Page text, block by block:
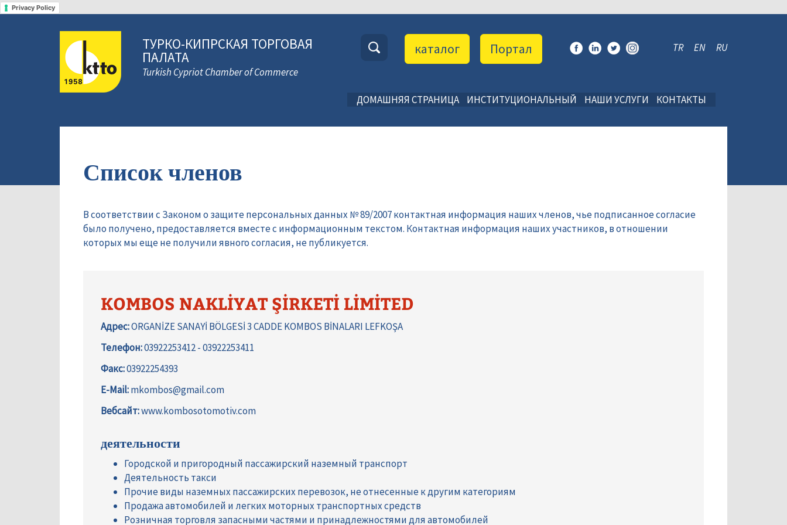
Privacy Policy
ТУРКО-КИПРСКАЯ ТОРГОВАЯ
ПАЛАТА
Turkish Cypriot Chamber of Commerce
TR EN RU
Портал
каталог
ДОМАШНЯЯ СТРАНИЦА ИНСТИТУЦИОНАЛЬНЫЙ НАШИ УСЛУГИ КОНТАКТЫ
Список членов
В соответствии с Законом о защите персональных данных № 89/2007 контактная информация наших членов, чье подписанное согласие
было получено, предоставляется вместе с информационным текстом. Контактная информация наших участников, в отношении
которых мы еще не получили явного согласия, не публикуется.
KOMBOS NAKLİYAT ŞİRKETİ LİMİTED
Адрес:ORGANİZE SANAYİ BÖLGESİ 3 CADDE KOMBOS BİNALARI LEFKOŞA
Телефон:03922253412 - 03922253411
Факс:03922254393
E-Mail:mkombos@gmail.com
Вебсайт:www.kombosotomotiv.com
деятельности
Городской и пригородный пассажирский наземный транспорт
Деятельность такси
Прочие виды наземных пассажирских перевозок, не отнесенные к другим категориям
Продажа автомобилей и легких моторных транспортных средств
Розничная торговля запасными частями и принадлежностями для автомобилей